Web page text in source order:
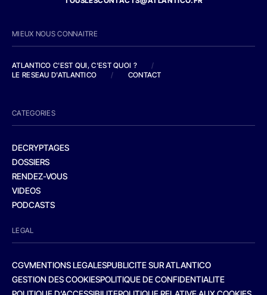
MIEUX NOUS CONNAITRE
ATLANTICO C'EST QUI, C'EST QUOI ?
/
LE RESEAU D'ATLANTICO
/ CONTACT
CATEGORIES
DECRYPTAGES
DOSSIERS
RENDEZ-VOUS
VIDEOS
PODCASTS
LEGAL
CGVMENTIONS LEGALESPUBLICITE SUR ATLANTICO
GESTION DES COOKIESPOLITIQUE DE CONFIDENTIALITE